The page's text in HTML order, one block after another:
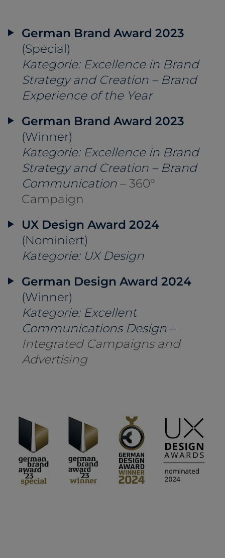
German Brand Award 2023
(Special)
Kategorie: Excellence in Brand
Strategy and Creation – Brand
Experience of the Year
German Brand Award 2023
(Winner)
Kategorie: Excellence in Brand
Strategy and Creation – Brand
Communication – 360°
Campaign
UX Design Award 2024
(Nominiert)
Kategorie: UX Design
German Design Award 2024
(Winner)
Kategorie: Excellent
Communications Design –
Integrated Campaigns and
Advertising